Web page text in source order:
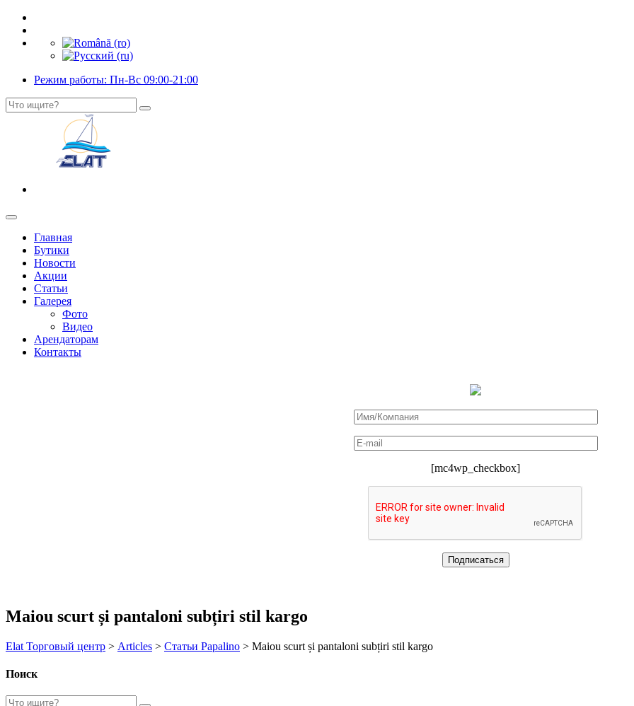
Режим работы: Пн-Вс 09:00-21:00
Главная
Бутики
Новости
Акции
Статьи
Галерея
Фото
Видео
Арендаторам
Контакты
[mc4wp_checkbox]
Maiou scurt și pantaloni subțiri stil kargo
Elat Торговый центр > Articles > Статьи Papalino > Maiou scurt și pantaloni subțiri stil kargo
Поиск